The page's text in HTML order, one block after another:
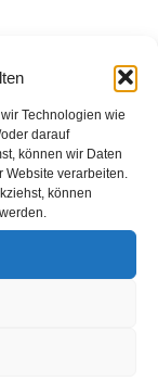
Technologien wie
darauf
können wir Daten
verarbeiten.
können